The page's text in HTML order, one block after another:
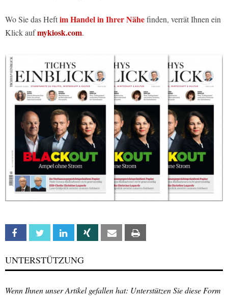
Wo Sie das Heftim Handel in Ihrer Nähefinden, verrät Ihnen ein
Klick aufmykiosk.com.
Facebook Twitter Linkedin Xing Email
UNTERSTÜTZUNG
Wenn Ihnen unser Artikel gefallen hat: Unterstützen Sie diese Form